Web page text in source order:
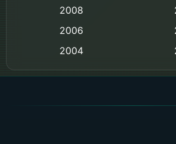
2008
2006
2004
2002